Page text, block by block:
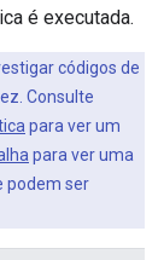
é executada.
códigos de
Consulte
para ver um
para ver uma
podem ser